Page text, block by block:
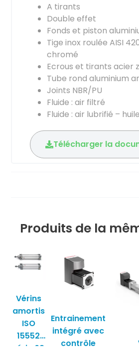
A tirants
Double effet
Fonds et piston
Tige inox roulée AISI
chromé
Ecrous et tirants acier
Tube rond aluminium
Joints NBR/PU
Fluide : air filtré
Fluide : air lubrifié –
Télécharger la
Produits de la
Vérins
amortis
ISO
15552
série 63
Entrainement
intégré avec
contrôle